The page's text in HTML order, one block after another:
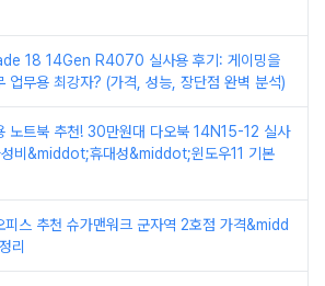
18 14Gen R4070 실사용 후기: 게이밍을
업무용 최강자? (가격, 성능, 장단점 완벽 분석)
노트북 추천! 30만원대 다오북 14N15-12 실사
비&middot;휴대성&middot;윈도우11 기본
피스 추천 슈가맨워크 군자역 2호점 가격&midd
리